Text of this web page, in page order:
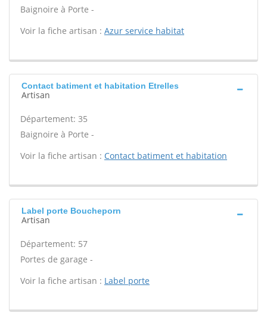
Baignoire à Porte -
Voir la fiche artisan : Azur service habitat
Contact batiment et habitation Etrelles
Artisan
Département: 35
Baignoire à Porte -
Voir la fiche artisan : Contact batiment et habitation
Label porte Boucheporn
Artisan
Département: 57
Portes de garage -
Voir la fiche artisan : Label porte